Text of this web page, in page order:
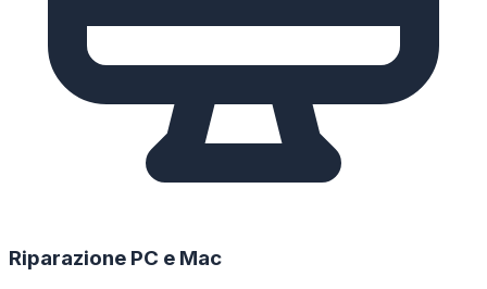
Riparazione PC e Mac